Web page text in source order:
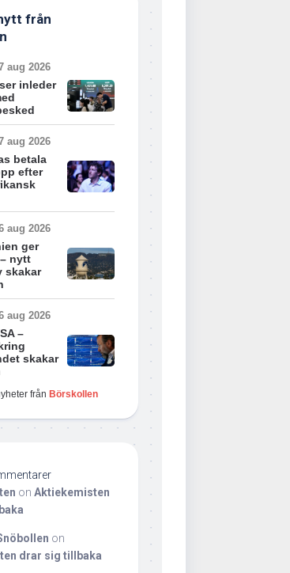
från
aug 2026
inleder
aug 2026
betala
efter
aug 2026
ger
nytt
skakar
aug 2026
–
skakar
från Börskollen
on Aktiekemisten
on
drar sig tillbaka